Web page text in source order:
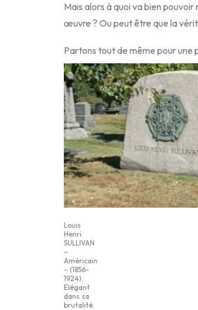
Mais alors à quoi va bien
œuvre ? Ou peut être que la
Partons tout de même pour une
Louis
Henri
SULLIVAN
–
Américain
– (1856-
1924).
Elégant
dans sa
brutalité.